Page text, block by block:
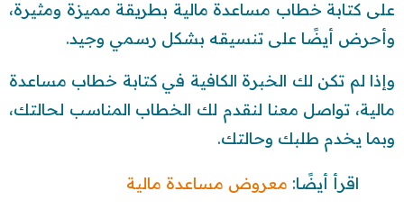
على كتابة خطاب مساعدة مالية بطريقة مميزة ومثيرة،
وأحرض أيضًا على تنسيقه بشكل رسمي وجيد.
وإذا لم تكن لك الخبرة الكافية في كتابة خطاب مساعدة
مالية، تواصل معنا لنقدم لك الخطاب المناسب لحالتك،
وبما يخدم طلبك وحالتك.
اقرأ أيضًا: معروض مساعدة مالية